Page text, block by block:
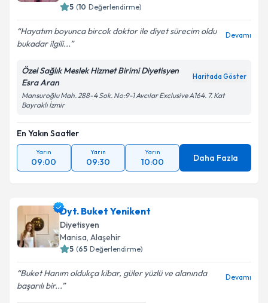
5 (10 Değerlendirme)
Hayatım boyunca bircok doktor ile diyet sürecim oldu
bukadar ilgili...
Devamı
Özel Sağlık Meslek Hizmet Birimi Diyetisyen
Esra Aran
Haritada Göster
Mansuroğlu Mah. 288-4 Sok. No:9-1 Avcılar Exclusive A164. 7. Kat
Bayraklı İzmir
En Yakın Saatler
Yarın
09:00
Yarın
09:30
Yarın
10:00 Daha Fazla
Dyt. Buket Yenikent
Diyetisyen
Manisa, Alaşehir
5 (65 Değerlendirme)
Buket Hanım oldukça kibar, güler yüzlü ve alanında
başarılı bir...
Devamı